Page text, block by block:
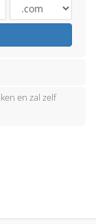
en zal zelf